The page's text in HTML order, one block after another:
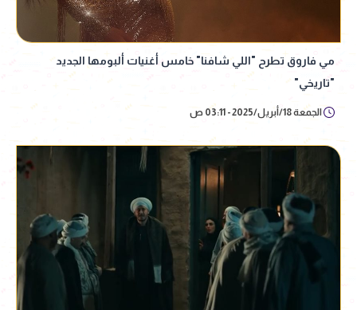
مي فاروق تطرح "اللي شافنا" خامس أغنيات ألبومها الجديد
"تاريخي"
الجمعة 18/أبريل/2025 - 03:11 ص